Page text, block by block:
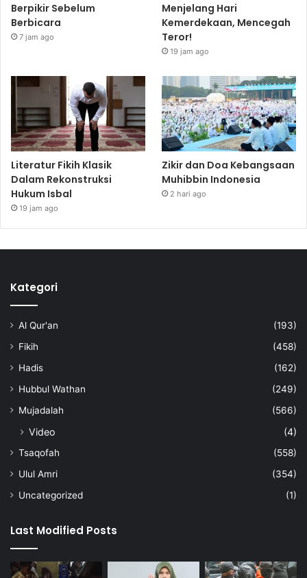
Berpikir Sebelum
Berbicara
7 jam ago
Menjelang Hari
Kemerdekaan, Mencegah
Teror!
19 jam ago
Literatur Fikih Klasik
Dalam Rekonstruksi
Hukum Isbal
19 jam ago
Zikir dan Doa Kebangsaan
Muhibbin Indonesia
2 hari ago
Kategori
Al Qur'an
(193)
Fikih
(458)
Hadis
(162)
Hubbul Wathan
(249)
Mujadalah
(566)
Video (4)
Tsaqofah
(558)
Ulul Amri
(354)
Uncategorized
(1)
Last Modified Posts